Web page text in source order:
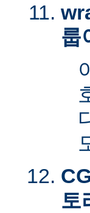
룹
토